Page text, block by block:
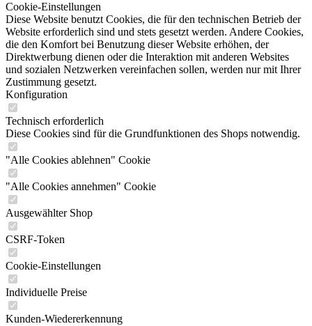
Cookie-Einstellungen
Diese Website benutzt Cookies, die für den technischen Betrieb der
Website erforderlich sind und stets gesetzt werden. Andere Cookies,
die den Komfort bei Benutzung dieser Website erhöhen, der
Direktwerbung dienen oder die Interaktion mit anderen Websites
und sozialen Netzwerken vereinfachen sollen, werden nur mit Ihrer
Zustimmung gesetzt.
Konfiguration
Technisch erforderlich
Diese Cookies sind für die Grundfunktionen des Shops notwendig.
"Alle Cookies ablehnen" Cookie
"Alle Cookies annehmen" Cookie
Ausgewählter Shop
CSRF-Token
Cookie-Einstellungen
Individuelle Preise
Kunden-Wiedererkennung